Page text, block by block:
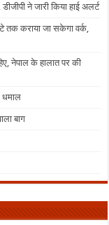
ने जारी किया हाई अलर्ट
तक कराया जा सकेगा वर्क,
नेपाल के हालात पर की
धमाल
बाग